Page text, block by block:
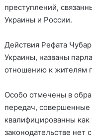
преступлений,
Украины и России.
Действия Рефата
Украины, названы
отношению к жителям
Особо отмечены в
передач, совершенные
квалифицированны
законодательстве нет